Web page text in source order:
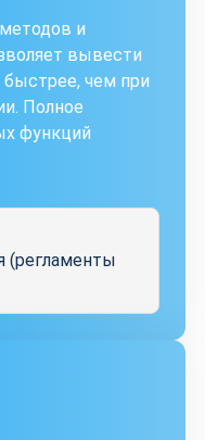
и
вывести
быстрее, чем при
Полное
функций
(регламенты